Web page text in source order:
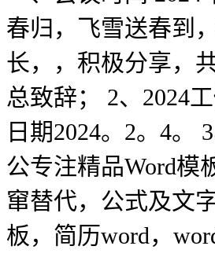
春归，飞雪送春到
长，，积极分享，
总致辞； 2、2024
日期2024。2。4。
公专注精品Word模
窜替代，公式及文
板，简历word，